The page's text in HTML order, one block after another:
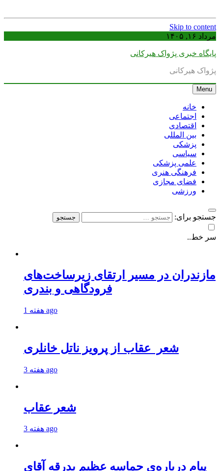
Skip to content
مرداد ۱۶, ۱۴۰۵
پایگاه خبری پژواک هیرکانی
پژواک هیرکانی
Menu
خانه
اجتماعی
اقتصادی
بین المللی
پزشکی
سیاسی
علمی پزشکی
فرهنگی هنری
فضای مجازی
ورزشی
جستجو برای:
سر خط..
مازندران در مسیر ارتقای زیرساخت‌های
فرودگاهی و بندری
1 هفته ago
شعر عقاب از پرویز ناتل خانلری
3 هفته ago
شعر عقاب
3 هفته ago
پیام درباره‌ی حماسه عظیم بدرقه آقای